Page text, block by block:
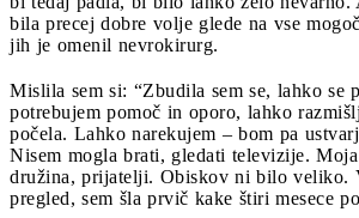
bila precej dobre volje glede na vse
jih je omenil nevrokirurg.
Mislila sem si: “Zbudila sem se, lahko se
potrebujem pomoč in oporo, lahko
počela. Lahko narekujem – bom pa
Nisem mogla brati, gledati televizije.
družina, prijatelji. Obiskov ni bilo veliko.
pregled, sem šla prvič kake štiri mesece